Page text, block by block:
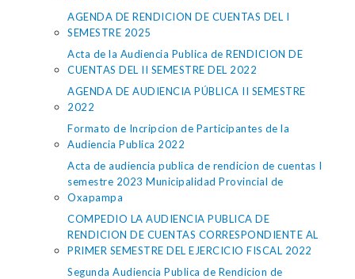
AGENDA DE RENDICION DE CUENTAS DEL I
SEMESTRE 2025
Acta de la Audiencia Publica de RENDICION DE
CUENTAS DEL II SEMESTRE DEL 2022
AGENDA DE AUDIENCIA PÚBLICA II SEMESTRE
2022
Formato de Incripcion de Participantes de la
Audiencia Publica 2022
Acta de audiencia publica de rendicion de cuentas I
semestre 2023 Municipalidad Provincial de
Oxapampa
COMPEDIO LA AUDIENCIA PUBLICA DE
RENDICION DE CUENTAS CORRESPONDIENTE AL
PRIMER SEMESTRE DEL EJERCICIO FISCAL 2022
Segunda Audiencia Publica de Rendicion de